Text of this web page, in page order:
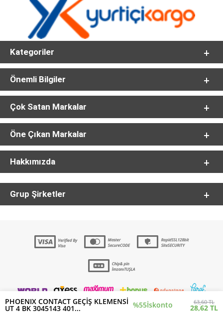
PHOENIX CONTACT GEÇİŞ KLEMENSİ
UT 4 BK 3045143 401... %55İskonto 63,60 TL
28,62 TL
Kategoriler
Önemli Bilgiler
Çok Satan Markalar
Öne Çıkan Markalar
Hakkımızda
Grup Şirketler